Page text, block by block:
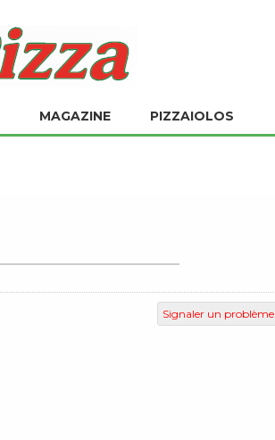
MAGAZINE PIZZAIOLOS
Signaler un problème